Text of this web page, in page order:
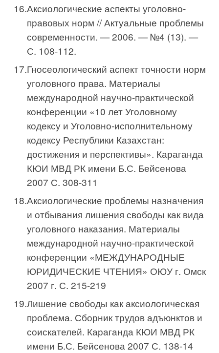
Аксиологические аспекты уголовно-
правовых норм // Актуальные проблемы
современности. — 2006. — №4 (13). —
С. 108-112.
Гносеологический аспект точности норм
уголовного права. Материалы
международной научно-практической
конференции «10 лет Уголовному
кодексу и Уголовно-исполнительному
кодексу Республики Казахстан:
достижения и перспективы». Караганда
КЮИ МВД РК имени Б.С. Бейсенова
2007 С. 308-311
Аксиологические проблемы назначения
и отбывания лишения свободы как вида
уголовного наказания. Материалы
международной научно-практической
конференции «МЕЖДУНАРОДНЫЕ
ЮРИДИЧЕСКИЕ ЧТЕНИЯ» ОЮУ г. Омск
2007 г. С. 215-219
Лишение свободы как аксиологическая
проблема. Сборник трудов адъюнктов и
соискателей. Караганда КЮИ МВД РК
имени Б.С. Бейсенова 2007 С. 138-14